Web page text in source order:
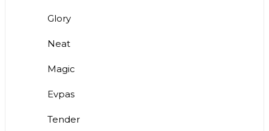
Glory
Neat
Magic
Evpas
Tender